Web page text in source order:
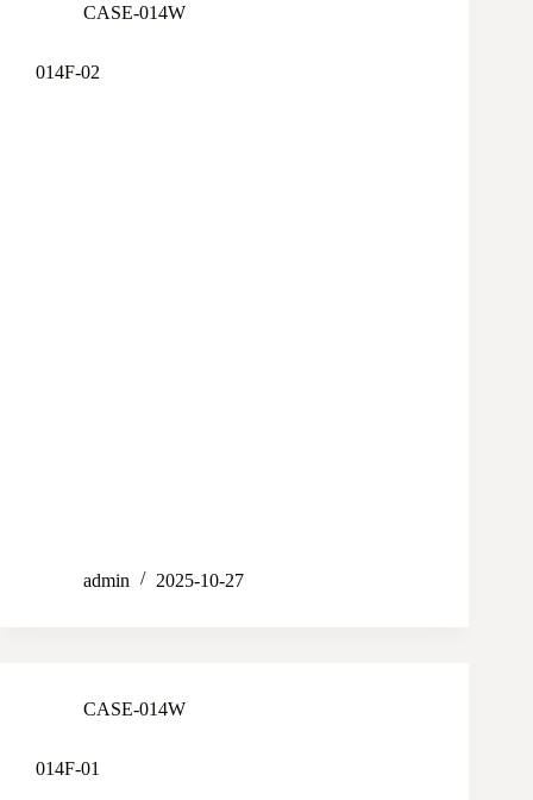
CASE-014W
014F-02
admin 2025-10-27
CASE-014W
014F-01